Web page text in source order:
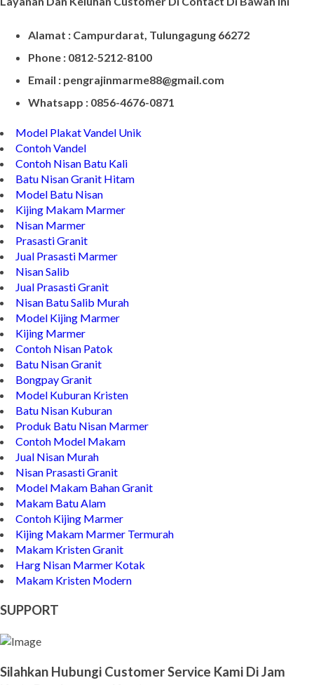
Service Kami, Anda Bisa Langsung Menghubungi Pusat
Alamat : Campurdarat, Tulungagung 66272
Phone : 0812-5212-8100
Email : pengrajinmarme88@gmail.com
Model Plakat Vandel Unik
Contoh Vandel
Contoh Nisan Batu Kali
Batu Nisan Granit Hitam
Model Batu Nisan
Kijing Makam Marmer
Nisan Marmer
Prasasti Granit
Jual Prasasti Marmer
Nisan Salib
Jual Prasasti Granit
Nisan Batu Salib Murah
Model Kijing Marmer
Kijing Marmer
Contoh Nisan Patok
Batu Nisan Granit
Bongpay Granit
Model Kuburan Kristen
Batu Nisan Kuburan
Produk Batu Nisan Marmer
Contoh Model Makam
Jual Nisan Murah
Nisan Prasasti Granit
Model Makam Bahan Granit
Makam Batu Alam
Contoh Kijing Marmer
Kijing Makam Marmer Termurah
Makam Kristen Granit
Harg Nisan Marmer Kotak
Makam Kristen Modern
SUPPORT